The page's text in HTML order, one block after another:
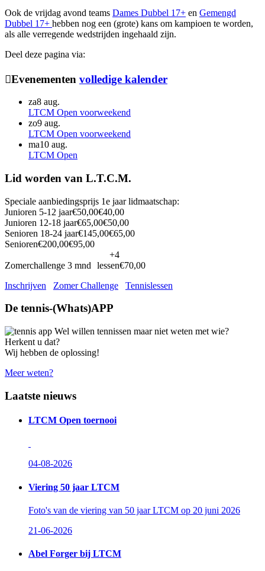
Ook de vrijdag avond teams Dames Dubbel 17+ en Gemengd
Dubbel 17+ hebben nog een (grote) kans om kampioen te worden,
als alle verregende wedstrijden ingehaald zijn.
Deel deze pagina via:
Evenementen volledige kalender
za8 aug.
LTCM Open voorweekend
zo9 aug.
LTCM Open voorweekend
ma10 aug.
LTCM Open
Lid worden van L.T.C.M.
Speciale aanbiedingsprijs 1e jaar lidmaatschap:
Junioren 5-12 jaar€50,00€40,00
Junioren 12-18 jaar€65,00€50,00
Senioren 18-24 jaar€145,00€65,00
Senioren€200,00€95,00
Zomerchallenge 3 mnd
+4
lessen€70,00
Inschrijven
Zomer Challenge Tennislessen
De tennis-(Whats)APP
Wel willen tennissen maar niet weten met wie?
Herkent u dat?
Wij hebben de oplossing!
Meer weten?
Laatste nieuws
LTCM Open toernooi
04-08-2026
Viering 50 jaar LTCM
Foto's van de viering van 50 jaar LTCM op 20 juni 2026
21-06-2026
Abel Forger bij LTCM